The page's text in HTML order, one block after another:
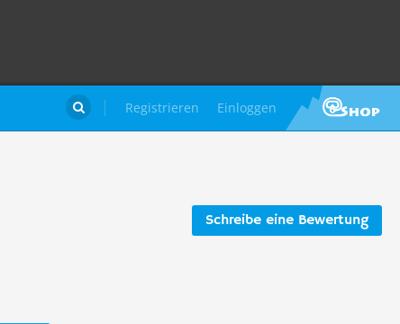
Registrieren Einloggen

Schreibe eine Bewertung